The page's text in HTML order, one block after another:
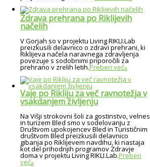
Zdrava prehrana po Riklijevih
načelih
V Gorjah so v projektu Living RIKLI.Lab
preizkusili delavnico o zdravi prehrani, ki
Riklijeva načela naravnega zdravljenja
povezuje s sodobnimi priporočili za
prehrano v zrelih letih.Preberi več
Vaje po Rikliju za več ravnotežja v
vsakdanjem življenju
Na Višji strokovni šoli za gostinstvo, velnes
in turizem Bled smo v sodelovanju z
Društvom upokojencev Bled in Turističnim
društvom Bled preizkusili delavnico
gibanja po Riklijevem navdihu, ki nastaja
kot del prihodnjih programov Zdravje
doma v projektu Living RIKLI.Lab.Preberi
več